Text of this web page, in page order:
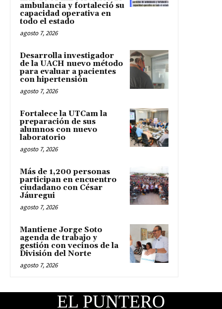
ambulancia y fortaleció su
capacidad operativa en
todo el estado
agosto 7, 2026
Desarrolla investigador
de la UACH nuevo método
para evaluar a pacientes
con hipertensión
agosto 7, 2026
Fortalece la UTCam la
preparación de sus
alumnos con nuevo
laboratorio
agosto 7, 2026
Más de 1,200 personas
participan en encuentro
ciudadano con César
Jáuregui
agosto 7, 2026
Mantiene Jorge Soto
agenda de trabajo y
gestión con vecinos de la
División del Norte
agosto 7, 2026
EL PUNTERO